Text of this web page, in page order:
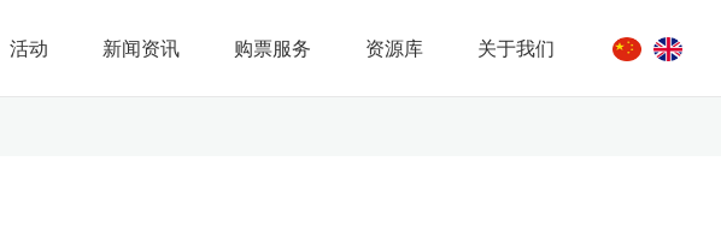
活动 新闻资讯 购票服务 资源库 关于我们